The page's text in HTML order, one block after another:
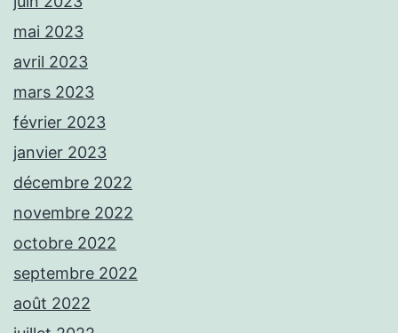
mai 2023
avril 2023
mars 2023
février 2023
janvier 2023
décembre 2022
novembre 2022
octobre 2022
septembre 2022
août 2022